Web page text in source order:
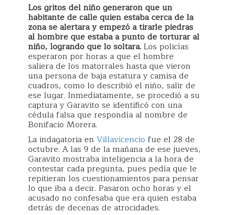
Los gritos del niño generaron que un
habitante de calle quien estaba cerca de la
zona se alertara y empezó a tirarle piedras
al hombre que estaba a punto de torturar al
niño, logrando que lo soltara.Los policías
esperaron por horas a que el hombre
saliera de los matorrales hasta que vieron
una persona de baja estatura y camisa de
cuadros, como lo describió el niño, salir de
ese lugar. Inmediatamente, se procedió a su
captura y Garavito se identificó con una
cédula falsa que respondía al nombre de
Bonifacio Morera.
La indagatoria en Villavicencio fue el 28 de
octubre. A las 9 de la mañana de ese jueves,
Garavito mostraba inteligencia a la hora de
contestar cada pregunta, pues pedía que le
repitieran los cuestionamientos para pensar
lo que iba a decir. Pasaron ocho horas y el
acusado no confesaba que era quien estaba
detrás de decenas de atrocidades.